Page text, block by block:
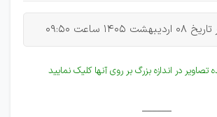
1405 ساعت 09:50
در اندازه بزرگ بر روی آنها کلیک نمایید
______